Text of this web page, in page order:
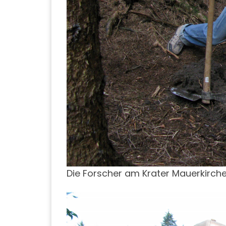
Die Forscher am Krater